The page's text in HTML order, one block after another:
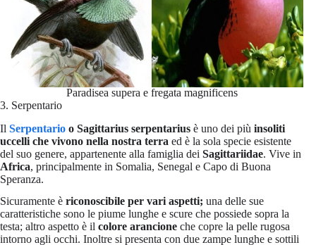
Paradisea supera e fregata magnificens
3. Serpentario
Il Serpentario o Sagittarius serpentarius è uno dei più insoliti
uccelli che vivono nella nostra terra ed è la sola specie esistente
del suo genere, appartenente alla famiglia dei Sagittariidae. Vive in
Africa, principalmente in Somalia, Senegal e Capo di Buona
Speranza.
Sicuramente è riconoscibile per vari aspetti; una delle sue
caratteristiche sono le piume lunghe e scure che possiede sopra la
testa; altro aspetto è il colore arancione che copre la pelle rugosa
intorno agli occhi. Inoltre si presenta con due zampe lunghe e sottili